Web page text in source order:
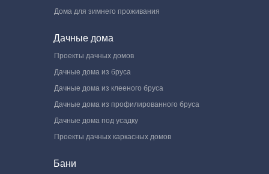
Дома для зимнего проживания
Дачные дома
Проекты дачных домов
Дачные дома из бруса
Дачные дома из клееного бруса
Дачные дома из профилированного бруса
Дачные дома под усадку
Проекты дачных каркасных домов
Бани